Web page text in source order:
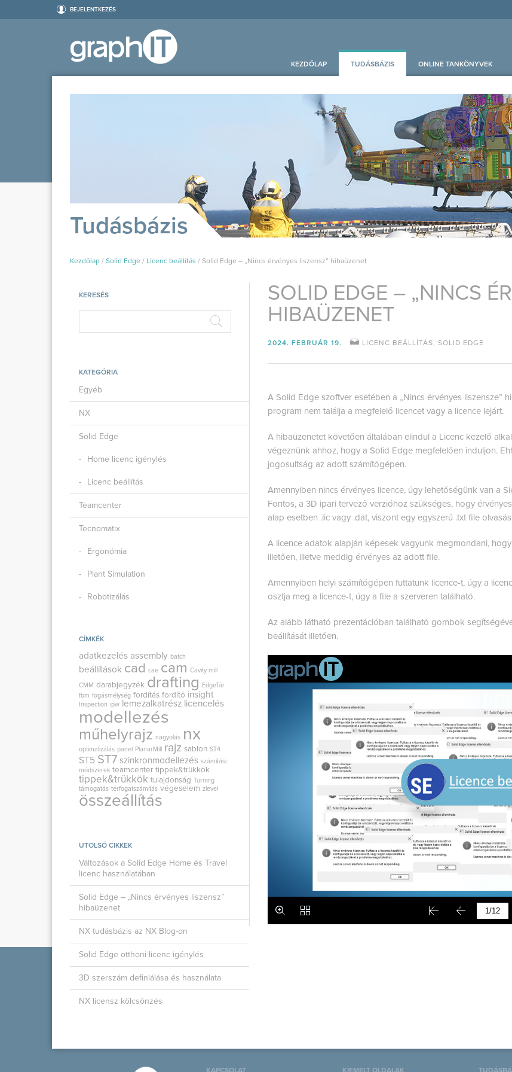
BEJELENTKEZÉS
KEZDŐLAP TUDÁSBÁZIS ONLINE TANKÖNYVEK
Tudásbázis
Kezdőlap / Solid Edge / Licenc beállítás / Solid Edge – „Nincs érvényes liszensz” hibaüzenet
KERESÉS
KATEGÓRIA
Egyéb
NX
Solid Edge
Home licenc igénylés
Licenc beállítás
Teamcenter
Tecnomatix
Ergonómia
Plant Simulation
Robotizálás
CÍMKÉK
adatkezelés assembly batch
beállítások cad cae cam Cavity mill
CMM darabjegyzék drafting EdgeTár
fbm fogásmélység fordítás fordító insight
Inspection ipw lemezalkatrész licencelés
modellezés
műhelyrajz nagyolás nx
optimalizálás panel PlanarMill rajz sablon ST4
ST5 ST7 szinkronmodellezés számítási
módszerek teamcenter tippek&trükkök
tippek&trükkök tulajdonság Turning
támogatás térfogatszámítás végeselem zlevel
összeállítás
UTOLSÓ CIKKEK
Változások a Solid Edge Home és Travel
licenc használatában
Solid Edge – „Nincs érvényes liszensz”
hibaüzenet
NX tudásbázis az NX Blog-on
Solid Edge otthoni licenc igénylés
3D szerszám definiálása és használata
NX licensz kölcsönzés
SOLID EDGE – „NINCS
HIBAÜZENET
2024. FEBRUÁR 19. LICENC BEÁLLÍTÁS, SOLID EDGE
A Solid Edge szoftver esetében a „Nincs érvényes liszensze”
program nem találja a megfelelő licencet vagy a licence lejárt.
A hibaüzenetet követően általában elindul a Licenc kezelő
végeznünk ahhoz, hogy a Solid Edge megfelelően induljon.
jogosultság az adott számítógépen.
Amennyiben nincs érvényes licence, úgy lehetőségünk van a
Fontos, a 3D ipari tervező verzióhoz szükséges, hogy
alap esetben .lic vagy .dat, viszont egy egyszerű .txt file
A licence adatok alapján képesek vagyunk megmondani,
illetően, illetve meddig érvényes az adott file.
Amennyiben helyi számítógépen futtatunk licence-t, úgy a
osztja meg a licence-t, úgy a file a szerveren található.
Az alább látható prezentációban található gombok
beállítását illetően.
KAPCSOLAT KIEMELT OLDALAK